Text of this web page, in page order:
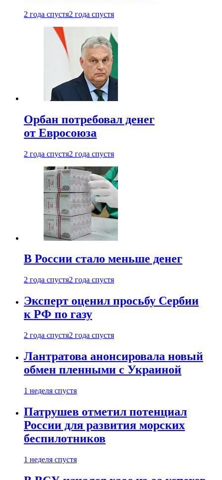
2 года спустя2 года спустя
Орбан потребовал денег
от Евросоюза
2 года спустя2 года спустя
В России стало меньше денег
2 года спустя2 года спустя
Эксперт оценил просьбу Сербии
к РФ по газу
2 года спустя2 года спустя
Лантратова анонсировала новый
обмен пленными с Украиной
1 неделя спустя
Патрушев отметил потенциал
России для развития морских
беспилотников
1 неделя спустя